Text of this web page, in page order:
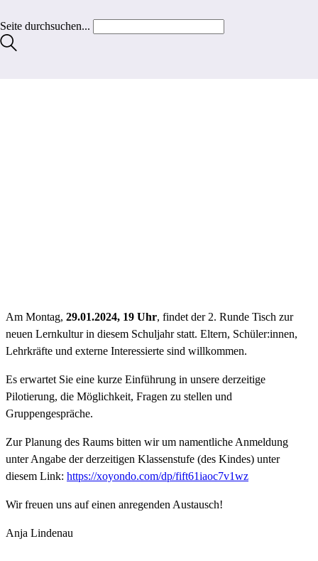
Seite durchsuchen...
Am Montag, 29.01.2024, 19 Uhr, findet der 2. Runde Tisch zur
neuen Lernkultur in diesem Schuljahr statt. Eltern, Schüler:innen,
Lehrkräfte und externe Interessierte sind willkommen.
Es erwartet Sie eine kurze Einführung in unsere derzeitige
Pilotierung, die Möglichkeit, Fragen zu stellen und
Gruppengespräche.
Zur Planung des Raums bitten wir um namentliche Anmeldung
unter Angabe der derzeitigen Klassenstufe (des Kindes) unter
diesem Link: https://xoyondo.com/dp/fift61iaoc7v1wz
Wir freuen uns auf einen anregenden Austausch!
Anja Lindenau